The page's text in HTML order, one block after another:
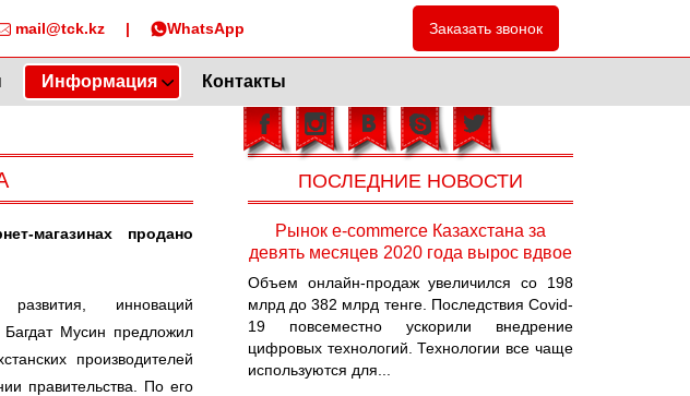
mail@tck.kz | WhatsApp Заказать звонок
Информация Контакты
магазинах продано
инноваций
Мусин предложил
производителей
правительства. По его
ПОСЛЕДНИЕ НОВОСТИ
Рынок e-commerce Казахстана за
девять месяцев 2020 года вырос вдвое
Объем онлайн-продаж увеличился со 198
млрд до 382 млрд тенге. Последствия Covid-
19 повсеместно ускорили внедрение
цифровых технологий. Технологии все чаще
используются для...